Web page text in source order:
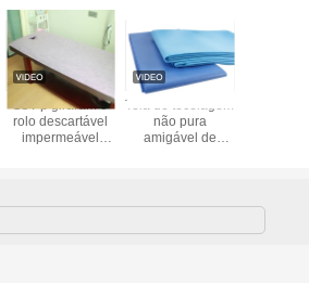
Os Pp giraram o
rolo descartável
impermeável
Tela de tecelagem
não pura
amigável de
de cama do